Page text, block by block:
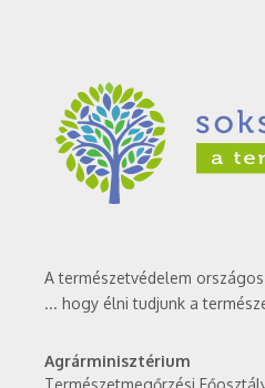
A természetvédelem
... hogy élni tudjunk a
Agrárminisztérium
Természetmegőrzési